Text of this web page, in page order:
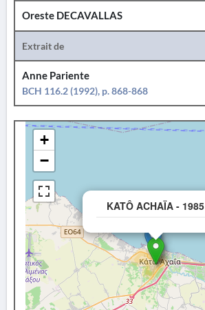
Oreste DECAVALLAS
Extrait de
Anne Pariente
BCH 116.2 (1992), p. 868-868
KATÔ ACHAÏA - 1985
+
−